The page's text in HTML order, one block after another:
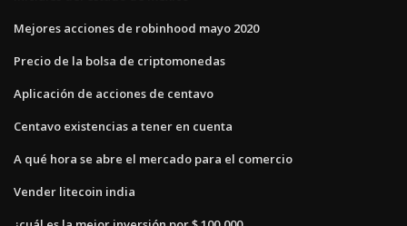
Mejores acciones de robinhood mayo 2020
Precio de la bolsa de criptomonedas
Aplicación de acciones de centavo
Centavo existencias a tener en cuenta
A qué hora se abre el mercado para el comercio
Vender litecoin india